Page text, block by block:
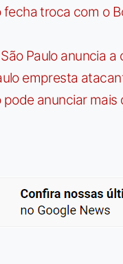
fecha troca com o
São Paulo anuncia
empresta
pode anunciar